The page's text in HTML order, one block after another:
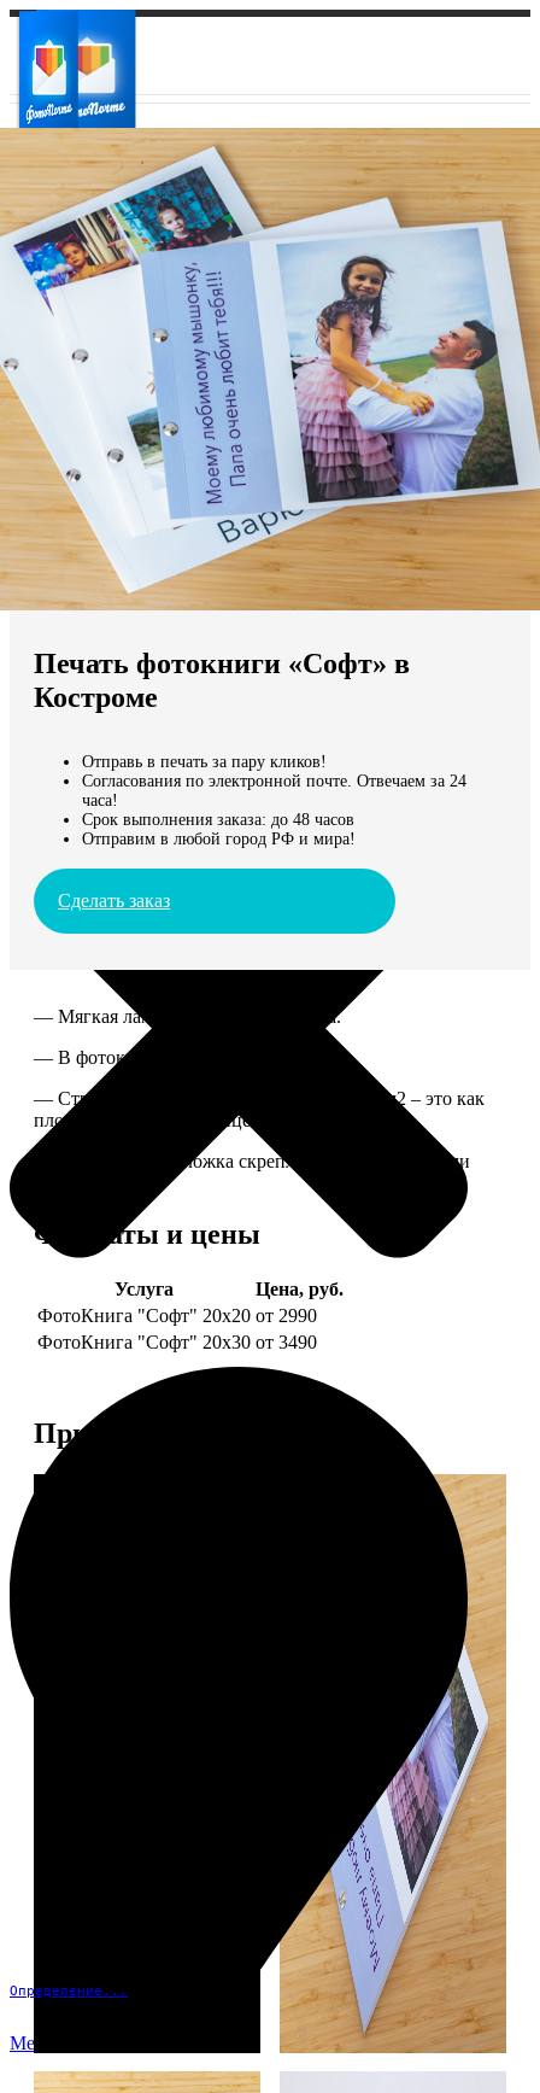
Ваш город:
Ваш регион доставки
Выберите из списка:
Мы доставляем по всему миру
Продолжить без города
Определение...
Меню
Печать фотокниги «Софт» в
Костроме
Отправь в печать за пару кликов!
Согласования по электронной почте. Отвечаем за 24
часа!
Срок выполнения заказа: до 48 часов
Отправим в любой город РФ и мира!
Сделать заказ
— Мягкая ламинированная обложка.
— В фотокниге от 60 до 300 страниц.
— Страницы из бумаги плотностью 170 г/м2 – это как
плотные страницы глянцевого журнала.
— Страницы и обложка скреплены металлическими
Форматы и цены
Услуга
Цена, руб.
ФотоКнига "Софт" 20х20 от 2990
ФотоКнига "Софт" 20х30 от 3490
Примеры работ